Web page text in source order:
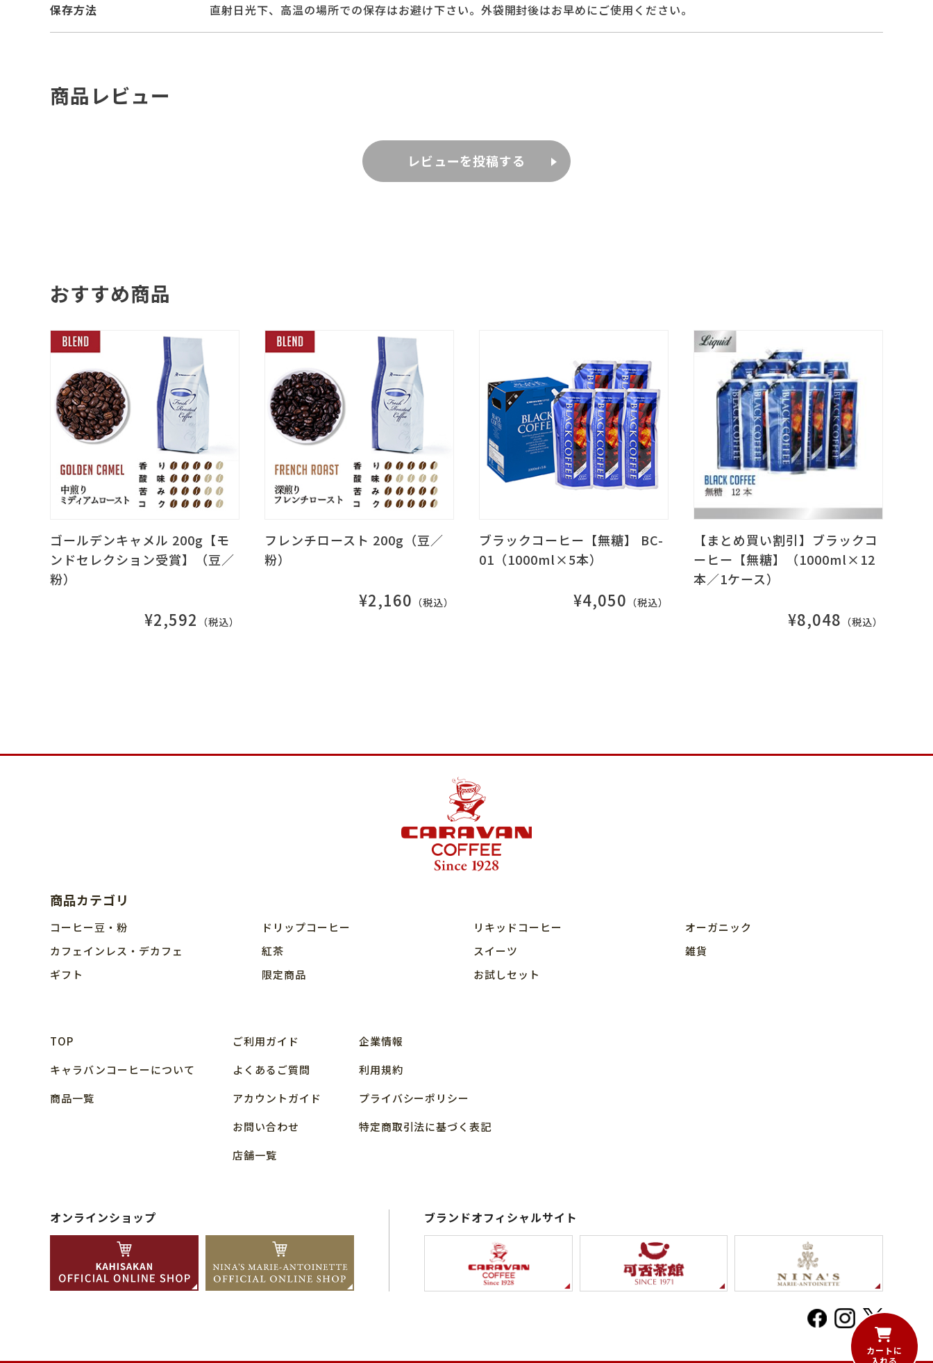
保存方法 直射日光下、高温の場所での保存はお避け下さい。外袋開封後はお早めにご使用ください。
商品レビュー
レビューを投稿する
おすすめ商品
ゴールデンキャメル 200g【モ
ンドセレクション受賞】（豆／
粉）
¥2,592 （税込）
フレンチロースト 200g（豆／
粉）
¥2,160 （税込）
ブラックコーヒー【無糖】 BC-
01（1000ml×5本）
¥4,050 （税込）
【まとめ買い割引】ブラックコ
ーヒー【無糖】（1000ml×12
本／1ケース）
¥8,048 （税込）
商品カテゴリ
コーヒー豆・粉 ドリップコーヒー リキッドコーヒー
オーガニック
カフェインレス・デカフェ
紅茶 スイーツ
雑貨
ギフト
限定商品 お試しセット
TOP
キャラバンコーヒーについて
商品⼀覧
ご利用ガイド
よくあるご質問
アカウントガイド
お問い合わせ
店舗⼀覧
企業情報
利用規約
プライバシーポリシー
特定商取引法に基づく表記
オンラインショップ ブランドオフィシャルサイト
カートに
入れる